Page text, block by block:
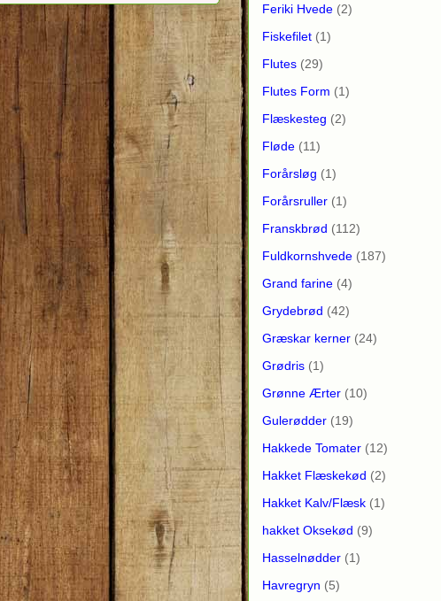
Feriki Hvede (2)
Fiskefilet (1)
Flutes (29)
Flutes Form (1)
Flæskesteg (2)
Fløde (11)
Forårsløg (1)
Forårsruller (1)
Franskbrød (112)
Fuldkornshvede (187)
Grand farine (4)
Grydebrød (42)
Græskar kerner (24)
Grødris (1)
Grønne Ærter (10)
Gulerødder (19)
Hakkede Tomater (12)
Hakket Flæskekød (2)
Hakket Kalv/Flæsk (1)
hakket Oksekød (9)
Hasselnødder (1)
Havregryn (5)